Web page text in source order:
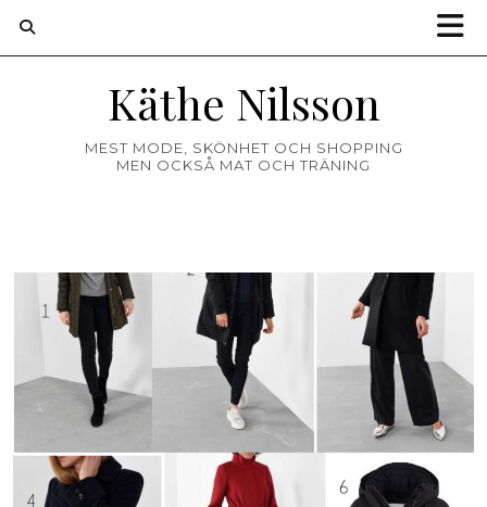
Käthe Nilsson
MEST MODE, SKÖNHET OCH SHOPPING
MEN OCKSÅ MAT OCH TRÄNING